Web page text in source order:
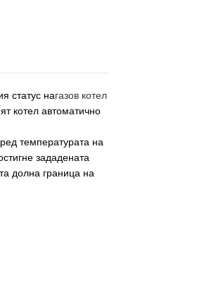
статус нагазов котел
котел автоматично
температурата на
зададената
долна граница на